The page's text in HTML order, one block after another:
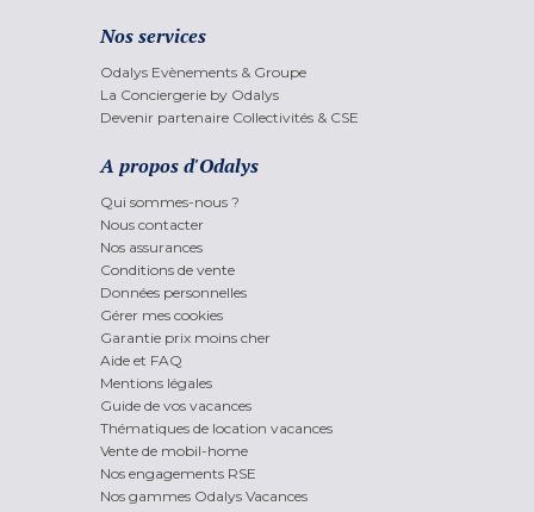
Nos services
Odalys Evènements & Groupe
La Conciergerie by Odalys
Devenir partenaire Collectivités & CSE
A propos d'Odalys
Qui sommes-nous ?
Nous contacter
Nos assurances
Conditions de vente
Données personnelles
Gérer mes cookies
Garantie prix moins cher
Aide et FAQ
Mentions légales
Guide de vos vacances
Thématiques de location vacances
Vente de mobil-home
Nos engagements RSE
Nos gammes Odalys Vacances